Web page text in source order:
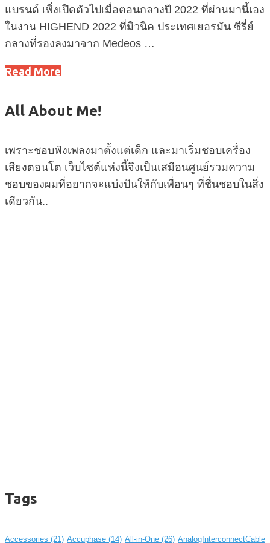
แบรนด์ เพิ่งเปิดตัวไปเมื่อตอนกลางปี 2022 ที่ผ่านมานี้เอง
ในงาน HIGHEND 2022 ที่มิวนิค ประเทศเยอรมัน ซีรี่ย์
กลางที่รองลงมาจาก Medeos …
Read More
All About Me!
เพราะชอบฟังเพลงมาตั้งแต่เด็ก และมาเริ่มชอบเครื่อง
เสียงตอนโต เว็บไซต์แห่งนี้จึงเป็นเสมือนศูนย์รวมความ
ชอบของผมที่อยากจะแบ่งปันให้กับเพื่อนๆ ที่ชื่นชอบในสิ่ง
เดียวกัน..
Tags
Accessories (21) Accuphase (14) All-in-One (26) AnalogInterconnectCable